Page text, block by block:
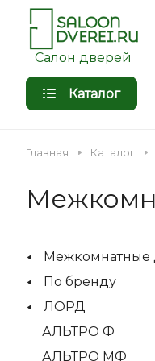
Салон дверей
Каталог
Главная Каталог
Межкомнатные
По бренду
ЛОРД
АЛЬТРО Ф
АЛЬТРО МФ